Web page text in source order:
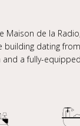
Maison de la
dating
a fully-